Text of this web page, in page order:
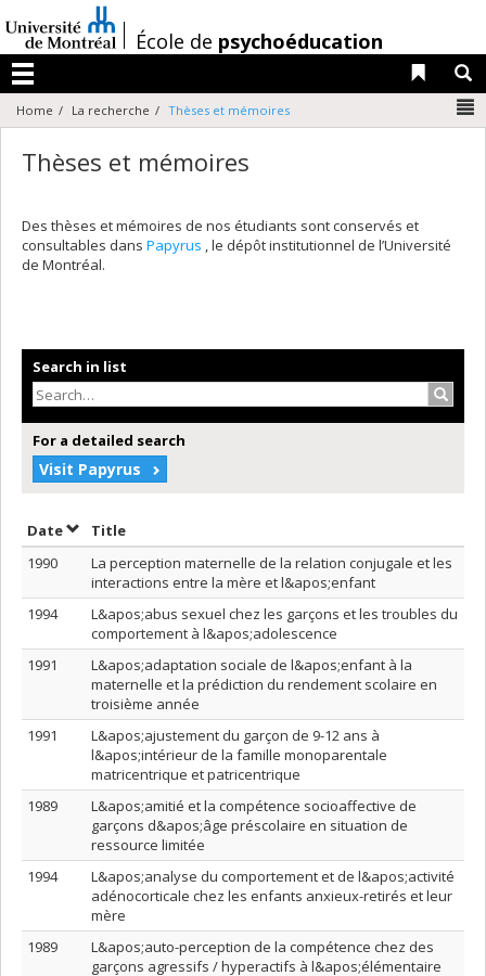
au
contenu
/École de psychoéducation
Menu
Liens
Home La recherche Thèses et mémoires
Thèses et mémoires
Des thèses et mémoires de nos étudiants sont conservés et
consultables dans Papyrus , le dépôt institutionnel de l’Université
de Montréal.
Search in list
For a detailed search
Visit Papyrus
DateSort by date in ascending order
Title
1990
La perception maternelle de la relation conjugale et les
interactions entre la mère et l&apos;enfant
1994
L&apos;abus sexuel chez les garçons et les troubles du
comportement à l&apos;adolescence
1991
L&apos;adaptation sociale de l&apos;enfant à la
maternelle et la prédiction du rendement scolaire en
troisième année
1991
L&apos;ajustement du garçon de 9-12 ans à
l&apos;intérieur de la famille monoparentale
matricentrique et patricentrique
1989
L&apos;amitié et la compétence socioaffective de
garçons d&apos;âge préscolaire en situation de
ressource limitée
1994
L&apos;analyse du comportement et de l&apos;activité
adénocorticale chez les enfants anxieux-retirés et leur
mère
1989
L&apos;auto-perception de la compétence chez des
garçons agressifs / hyperactifs à l&apos;élémentaire